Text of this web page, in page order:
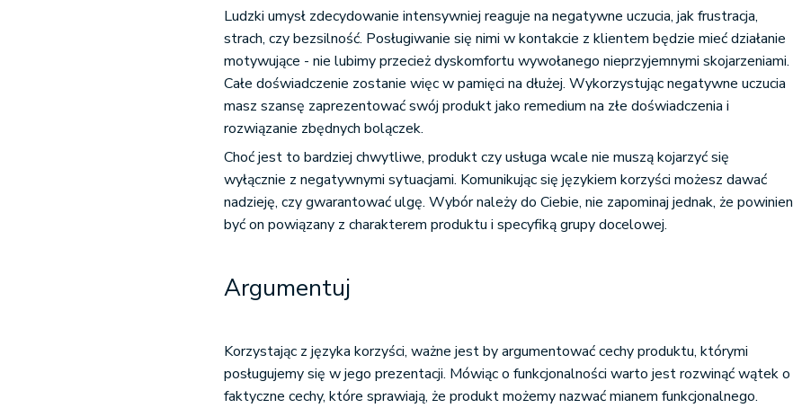
Ludzki umysł zdecydowanie intensywniej reaguje na negatywne uczucia, jak frustracja,
strach, czy bezsilność. Posługiwanie się nimi w kontakcie z klientem będzie mieć działanie
motywujące - nie lubimy przecież dyskomfortu wywołanego nieprzyjemnymi skojarzeniami.
Całe doświadczenie zostanie więc w pamięci na dłużej. Wykorzystując negatywne uczucia
masz szansę zaprezentować swój produkt jako remedium na złe doświadczenia i
rozwiązanie zbędnych bolączek.
Choć jest to bardziej chwytliwe, produkt czy usługa wcale nie muszą kojarzyć się
wyłącznie z negatywnymi sytuacjami. Komunikując się językiem korzyści możesz dawać
nadzieję, czy gwarantować ulgę. Wybór należy do Ciebie, nie zapominaj jednak, że powinien
być on powiązany z charakterem produktu i specyfiką grupy docelowej.
Argumentuj
Korzystając z języka korzyści, ważne jest by argumentować cechy produktu, którymi
posługujemy się w jego prezentacji. Mówiąc o funkcjonalności warto jest rozwinąć wątek o
faktyczne cechy, które sprawiają, że produkt możemy nazwać mianem funkcjonalnego.